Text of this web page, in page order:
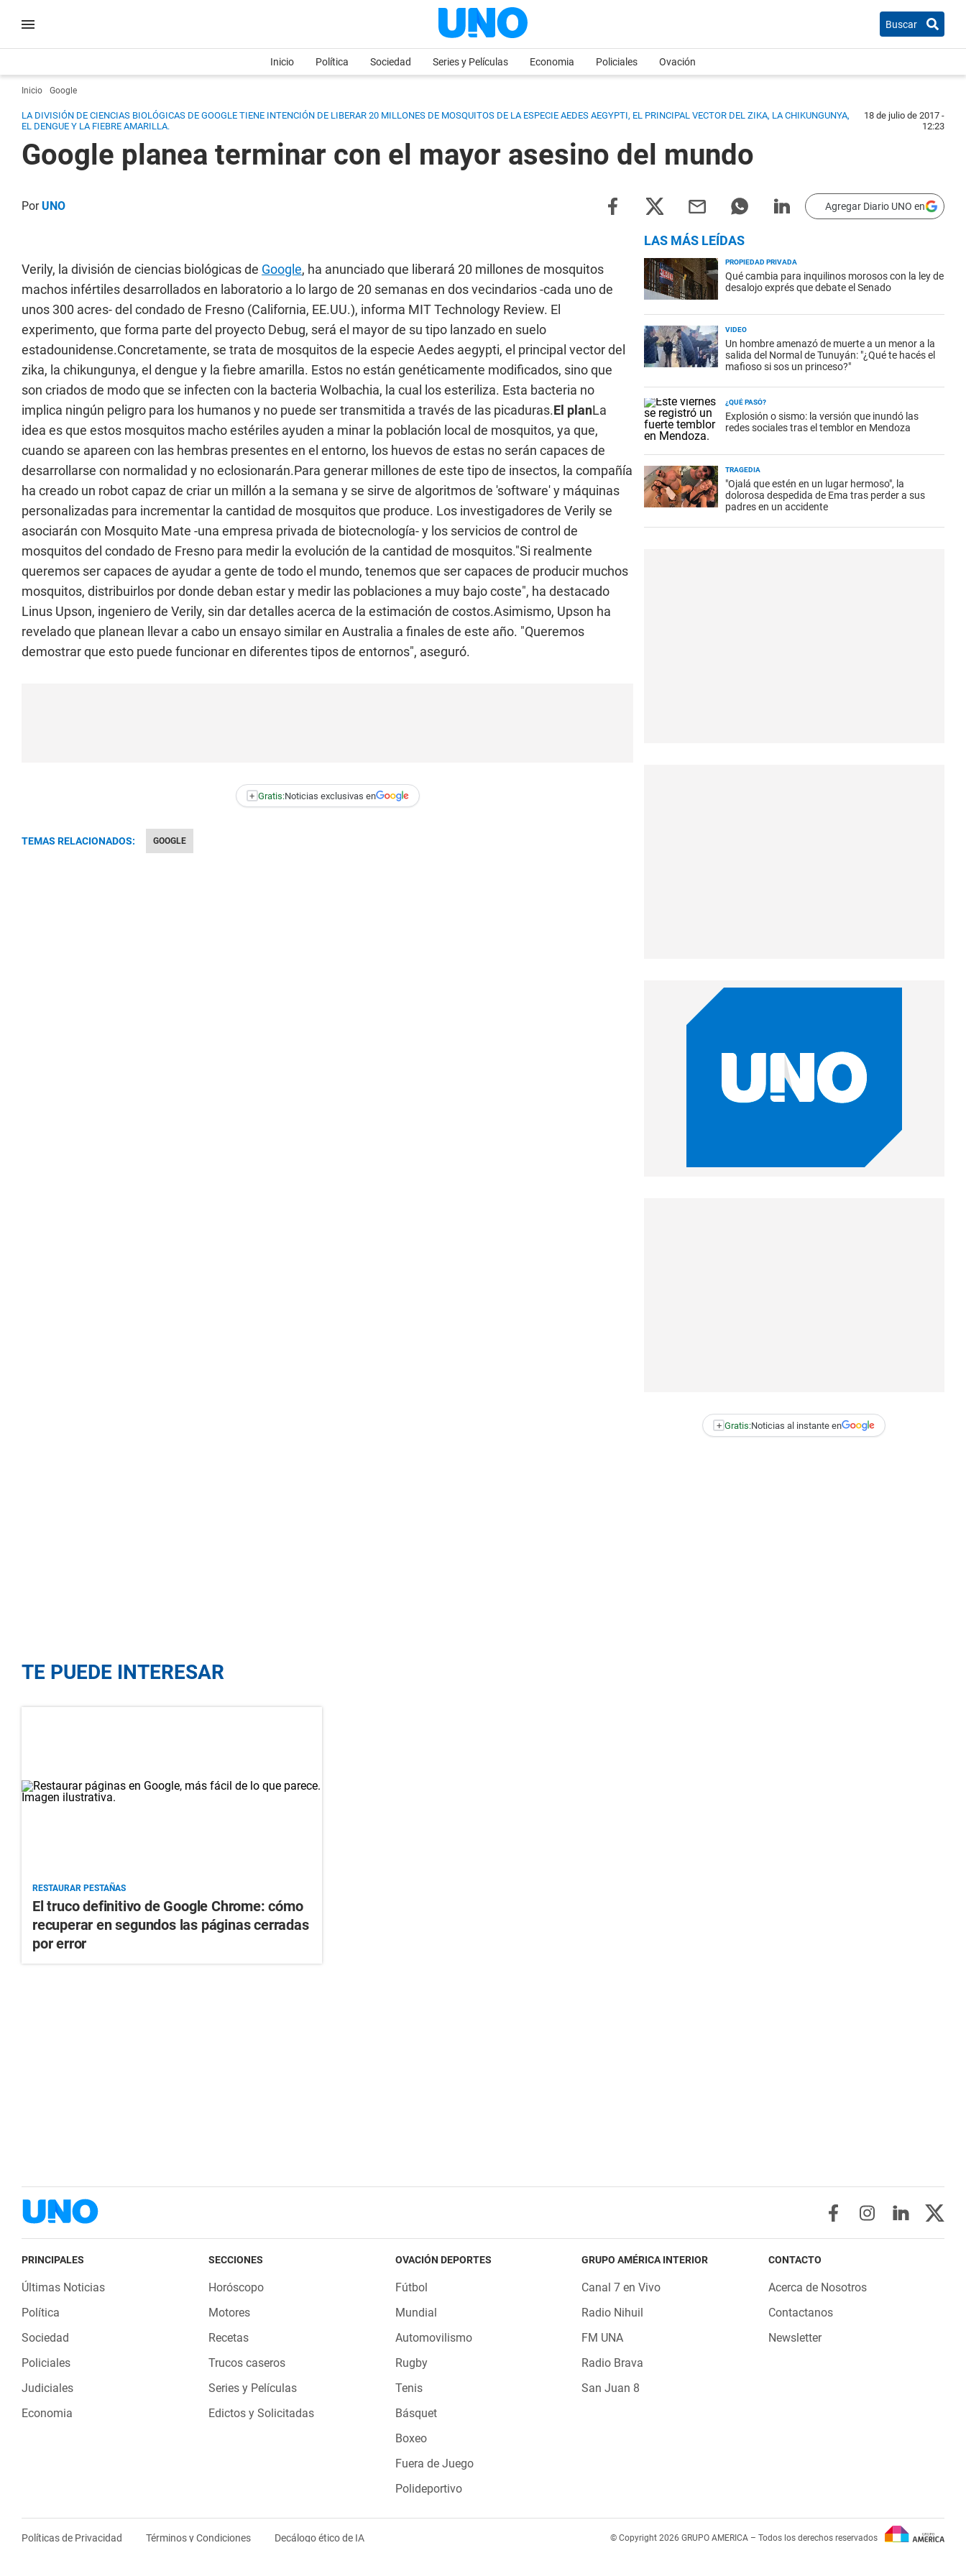
Buscar
Inicio Política Sociedad Series y Películas Economia Policiales Ovación
Inicio Google
LA DIVISIÓN DE CIENCIAS BIOLÓGICAS DE GOOGLE TIENE INTENCIÓN DE LIBERAR 20 MILLONES DE MOSQUITOS DE LA ESPECIE AEDES AEGYPTI, EL PRINCIPAL VECTOR DEL ZIKA, LA CHIKUNGUNYA,
EL DENGUE Y LA FIEBRE AMARILLA.
18 de julio de 2017 -
12:23
Google planea terminar con el mayor asesino del mundo
PorUNO Agregar Diario UNO en
Verily, la división de ciencias biológicas de Google, ha anunciado que liberará 20 millones de mosquitos
machos infértiles desarrollados en laboratorio a lo largo de 20 semanas en dos vecindarios -cada uno de
unos 300 acres- del condado de Fresno (California, EE.UU.), informa MIT Technology Review. El
experimento, que forma parte del proyecto Debug, será el mayor de su tipo lanzado en suelo
estadounidense.Concretamente, se trata de mosquitos de la especie Aedes aegypti, el principal vector del
zika, la chikungunya, el dengue y la fiebre amarilla. Estos no están genéticamente modificados, sino que
son criados de modo que se infecten con la bacteria Wolbachia, la cual los esteriliza. Esta bacteria no
implica ningún peligro para los humanos y no puede ser transmitida a través de las picaduras.El planLa
idea es que estos mosquitos macho estériles ayuden a minar la población local de mosquitos, ya que,
cuando se apareen con las hembras presentes en el entorno, los huevos de estas no serán capaces de
desarrollarse con normalidad y no eclosionarán.Para generar millones de este tipo de insectos, la compañía
ha creado un robot capaz de criar un millón a la semana y se sirve de algoritmos de 'software' y máquinas
personalizadas para incrementar la cantidad de mosquitos que produce. Los investigadores de Verily se
asociarán con Mosquito Mate -una empresa privada de biotecnología- y los servicios de control de
mosquitos del condado de Fresno para medir la evolución de la cantidad de mosquitos."Si realmente
queremos ser capaces de ayudar a gente de todo el mundo, tenemos que ser capaces de producir muchos
mosquitos, distribuirlos por donde deban estar y medir las poblaciones a muy bajo coste", ha destacado
Linus Upson, ingeniero de Verily, sin dar detalles acerca de la estimación de costos.Asimismo, Upson ha
revelado que planean llevar a cabo un ensayo similar en Australia a finales de este año. "Queremos
demostrar que esto puede funcionar en diferentes tipos de entornos", aseguró.
+ Gratis:Noticias exclusivas en
TEMAS RELACIONADOS: GOOGLE
LAS MÁS LEÍDAS
PROPIEDAD PRIVADA
Qué cambia para inquilinos morosos con la ley de
desalojo exprés que debate el Senado
VIDEO
Un hombre amenazó de muerte a un menor a la
salida del Normal de Tunuyán: "¿Qué te hacés el
mafioso si sos un princeso?"
¿QUÉ PASÓ?
Explosión o sismo: la versión que inundó las
redes sociales tras el temblor en Mendoza
TRAGEDIA
"Ojalá que estén en un lugar hermoso", la
dolorosa despedida de Ema tras perder a sus
padres en un accidente
+ Gratis:Noticias al instante en
TE PUEDE INTERESAR
RESTAURAR PESTAÑAS
El truco definitivo de Google Chrome: cómo
recuperar en segundos las páginas cerradas
por error
PRINCIPALES
Últimas Noticias
Política
Sociedad
Policiales
Judiciales
Economia
SECCIONES
Horóscopo
Motores
Recetas
Trucos caseros
Series y Películas
Edictos y Solicitadas
OVACIÓN DEPORTES
Fútbol
Mundial
Automovilismo
Rugby
Tenis
Básquet
Boxeo
Fuera de Juego
Polideportivo
GRUPO AMÉRICA INTERIOR
Canal 7 en Vivo
Radio Nihuil
FM UNA
Radio Brava
San Juan 8
CONTACTO
Acerca de Nosotros
Contactanos
Newsletter
Políticas de Privacidad Términos y Condiciones Decálogo ético de IA © Copyright 2026 GRUPO AMERICA – Todos los derechos reservados